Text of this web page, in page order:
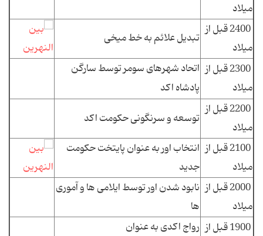
میلاد
2400 قبل از
میلاد
تبدیل علائم به خط میخی
2300 قبل از
میلاد
اتحاد شهرهای سومر توسط سارگن
پادشاه اکد
2200 قبل از
میلاد
توسعه و سرنگونی حکومت اکد
2100 قبل از
میلاد
انتخاب اور به عنوان پایتخت حکومت
جدید
2000 قبل از
میلاد
نابود شدن اور توسط ایلامی ها و آموری
ها
1900 قبل از رواج اکدی به عنوان